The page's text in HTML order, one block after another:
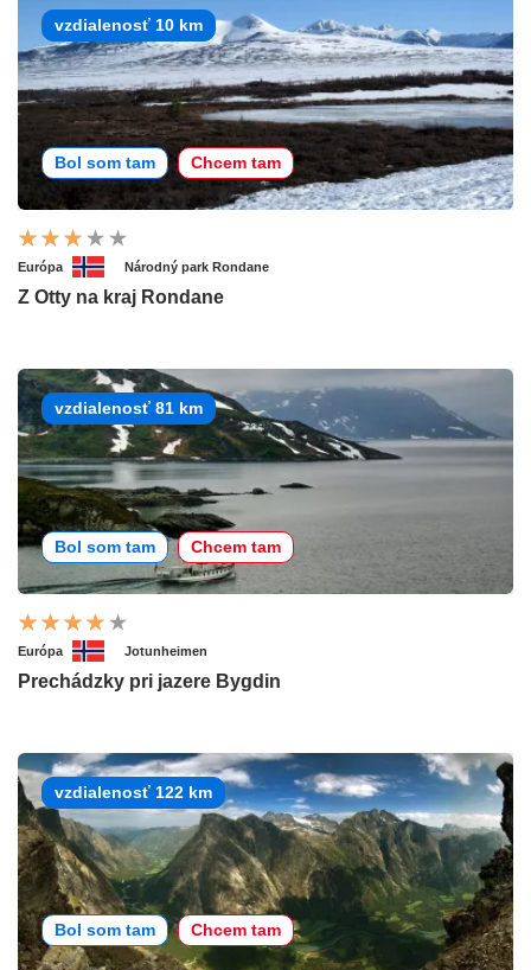
vzdialenosť 10 km
Bol som tam Chcem tam
Európa Národný park Rondane
Z Otty na kraj Rondane
vzdialenosť 81 km
Bol som tam Chcem tam
Európa Jotunheimen
Prechádzky pri jazere Bygdin
vzdialenosť 122 km
Bol som tam Chcem tam